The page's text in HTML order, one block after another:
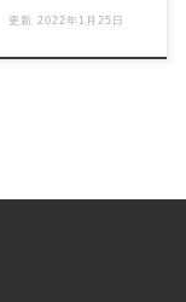
更新 2022年1月25日